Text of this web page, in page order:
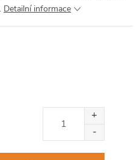
Detailní informace